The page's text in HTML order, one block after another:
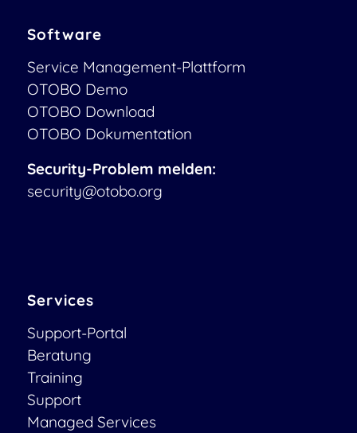
Software
Service Management-Plattform
OTOBO Demo
OTOBO Download
OTOBO Dokumentation
Security-Problem melden:
security@otobo.org
Services
Support-Portal
Beratung
Training
Support
Managed Services